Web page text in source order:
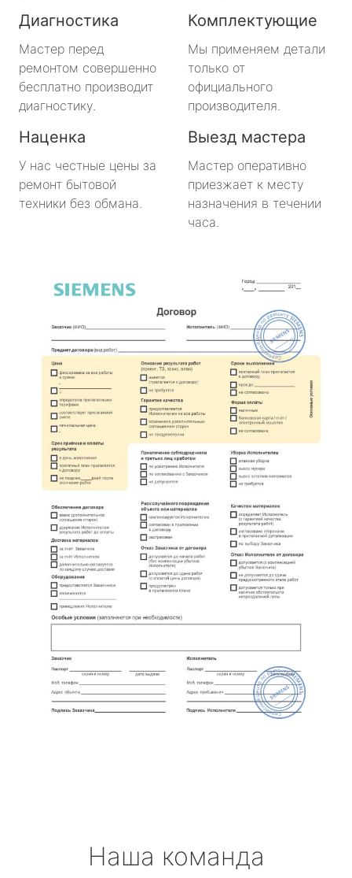
Диагностика
Мастер перед
ремонтом совершенно
бесплатно производит
диагностику.
Комплектующие
Мы применяем детали
только от
официального
производителя.
Наценка
У нас честные цены за
ремонт бытовой
техники без обмана.
Выезд мастера
Мастер оперативно
приезжает к месту
назначения в течении
часа.
Наша команда